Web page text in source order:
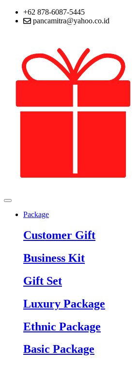
+62 878-6087-5445
pancamitra@yahoo.co.id
Package
Customer Gift
Business Kit
Gift Set
Luxury Package
Ethnic Package
Basic Package